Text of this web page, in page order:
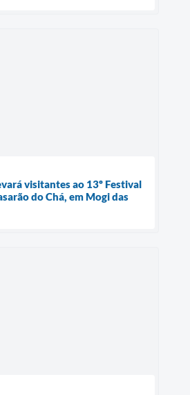
visitantes ao 13º Festival
do Chá, em Mogi das